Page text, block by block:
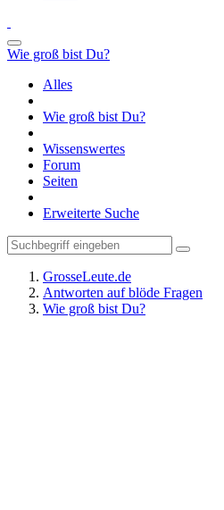
Wie groß bist Du?
Alles
Wie groß bist Du?
Wissenswertes
Forum
Seiten
Erweiterte Suche
GrosseLeute.de
Antworten auf blöde Fragen
Wie groß bist Du?